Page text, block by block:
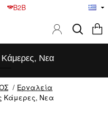
B2B
Εργαλεία
Κάμερες, Νεα
Κάμερες, Νεα